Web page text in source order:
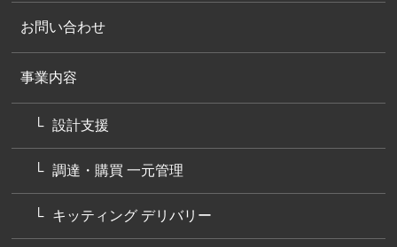
お問い合わせ
事業内容
設計支援
調達・購買 一元管理
キッティング デリバリー